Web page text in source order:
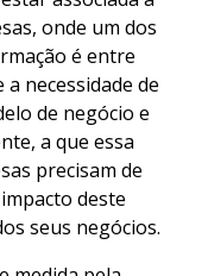
onde um dos
é entre
necessidade de
de negócio e
a que essa
precisam de
deste
seus negócios.